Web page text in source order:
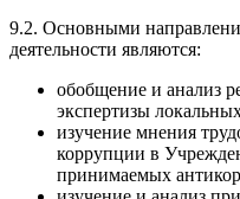
9.2. Основными
деятельности являются:
обобщение и анализ
экспертизы
изучение мнения
коррупции в
принимаемых